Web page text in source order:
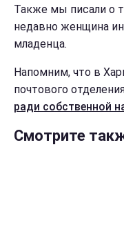
Также мы писали о
недавно женщина
младенца.
Напомним, что в
почтового
ради собственной
Смотрите